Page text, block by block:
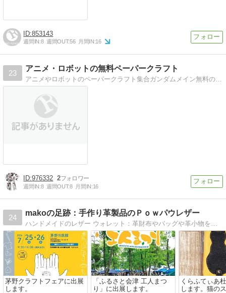
853143
週間IN:8 週間OUT:56 月間IN:16
23
アニメ・ロボットの無料ペーパークラフト
アニメやロボットのペーパークラフト集合ガンダムメイン無料のペーパークラフトデータ
976332 2
週間IN:8 週間OUT:8 月間IN:16
24
makoの足跡：手作り革製品のＰｏｗパウレザー
ハンドメイドのレザー ウォレット：革財布やバッグや革小物を製作しています。クラフトフェアのイベント出展などもアップしています。手作り革製品のPowパウレザー
茅野クラフトフェアに出展
します。
「ふるさと会津 工人まつ
り」に出展します。
くらふてぃあ
します。猫の